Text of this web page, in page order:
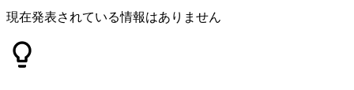
現在発表されている情報はありません